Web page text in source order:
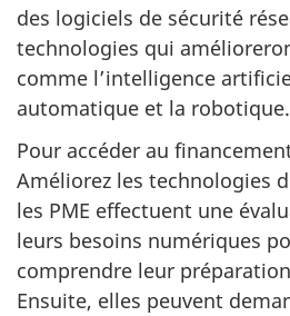
des logiciels de sécurité
technologies qui
comme l’intelligence
automatique et la robotique.
Pour accéder au
Améliorez les technologies
les PME effectuent une
leurs besoins numériques
comprendre leur
Ensuite, elles peuvent